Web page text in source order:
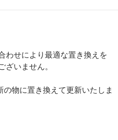
わせにより最適な置き換えを
ざいません。
物に置き換えて更新いたしま